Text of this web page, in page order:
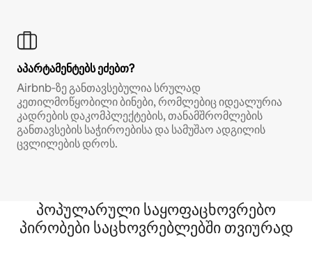
აპარტამენტებს ეძებთ?
Airbnb‑ზე განთავსებულია სრულად
კეთილმოწყობილი ბინები, რომლებიც იდეალურია
კადრების დაკომპლექტების, თანამშრომლების
განთავსების საჭიროებისა და სამუშაო ადგილის
ცვლილების დროს.
პოპულარული საყოფაცხოვრებო
პირობები საცხოვრებლებში თვიურად